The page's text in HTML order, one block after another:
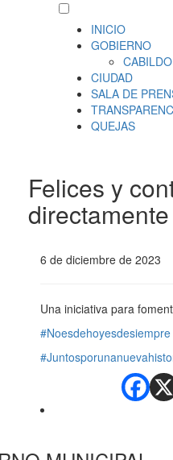
INICIO
GOBIERNO
CABILDO
CIUDAD
SALA DE
QUEJAS
Felices y
6 de diciembre de 2023
Una iniciativa para
#Noesdehoyesdesiempre